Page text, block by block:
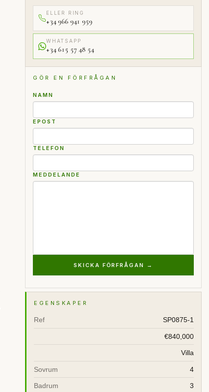
ELLER RING
+34 966 941 959
WHATSAPP
+34 615 57 48 54
GÖR EN FÖRFRÅGAN
NAMN
EPOST
TELEFON
MEDDELANDE
SKICKA FÖRFRÅGAN →
EGENSKAPER
Ref SP0875-1
€840,000
Villa
Sovrum 4
Badrum 3